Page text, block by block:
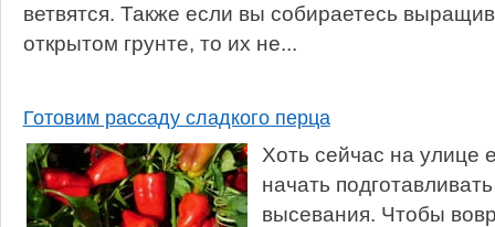
ветвятся. Также если вы собираетесь
открытом грунте, то их не...
Готовим рассаду сладкого перца
Хоть сейчас на улице
начать
высевания. Чтобы